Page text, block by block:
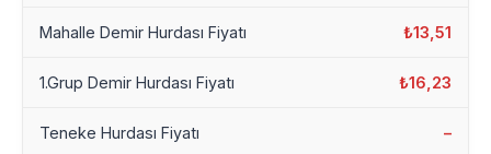
Mahalle Demir Hurdası Fiyatı ₺13,51
1.Grup Demir Hurdası Fiyatı ₺16,23
Teneke Hurdası Fiyatı –